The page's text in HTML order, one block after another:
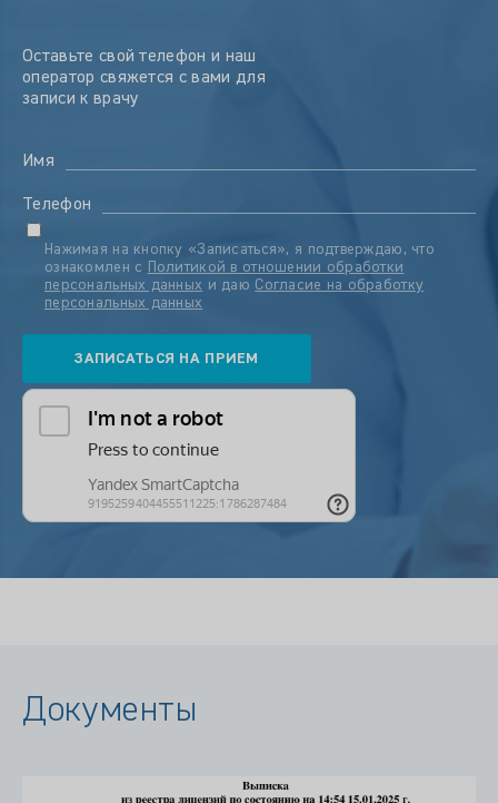
Оставьте свой телефон и наш
оператор свяжется с вами для
записи к врачу
Имя
Телефон
Нажимая на кнопку «Записаться», я подтверждаю, что
ознакомлен с Политикой в отношении обработки
персональных данных и даю Согласие на обработку
персональных данных
Документы